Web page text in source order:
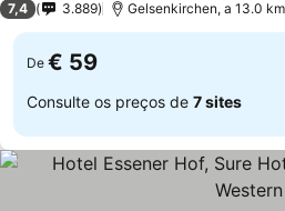
7,4 3.889 Gelsenkirchen, a 13.0
De € 59
Consulte os preços de 7 sites